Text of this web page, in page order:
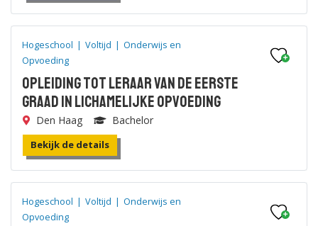
Hogeschool | Voltijd | Onderwijs en
Opvoeding
Opleiding tot Leraar van de eerste
graad in Lichamelijke Opvoeding
Den Haag Bachelor
Bekijk de details
Hogeschool | Voltijd | Onderwijs en
Opvoeding